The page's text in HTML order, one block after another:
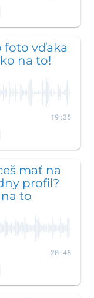
foto vďaka
na to!
19:35
mať na
profil?
to
20:48